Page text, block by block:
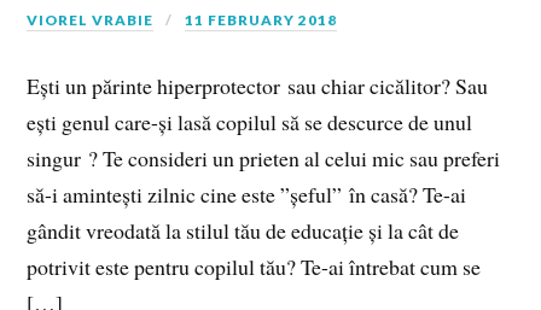
VIOREL VRABIE 11 FEBRUARY 2018
Ești un părinte hiperprotector sau chiar cicălitor? Sau
ești genul care-și lasă copilul să se descurce de unul
singur ? Te consideri un prieten al celui mic sau preferi
să-i amintești zilnic cine este ”șeful” în casă? Te-ai
gândit vreodată la stilul tău de educație și la cât de
potrivit este pentru copilul tău? Te-ai întrebat cum se
[…]